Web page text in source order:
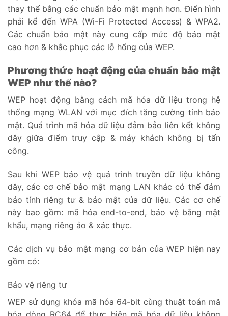
thay thế bằng các chuẩn bảo mật mạnh hơn. Điển hình
phải kể đến WPA (Wi-Fi Protected Access) & WPA2.
Các chuẩn bảo mật này cung cấp mức độ bảo mật
cao hơn & khắc phục các lỗ hổng của WEP.
Phương thức hoạt động của chuẩn bảo mật
WEP như thế nào?
WEP hoạt động bằng cách mã hóa dữ liệu trong hệ
thống mạng WLAN với mục đích tăng cường tính bảo
mật. Quá trình mã hóa dữ liệu đảm bảo liên kết không
dây giữa điểm truy cập & máy khách không bị tấn
công.
Sau khi WEP bảo vệ quá trình truyền dữ liệu không
dây, các cơ chế bảo mật mạng LAN khác có thể đảm
bảo tính riêng tư & bảo mật của dữ liệu. Các cơ chế
này bao gồm: mã hóa end-to-end, bảo vệ bằng mật
khẩu, mạng riêng ảo & xác thực.
Các dịch vụ bảo mật mạng cơ bản của WEP hiện nay
gồm có:
Bảo vệ riêng tư
WEP sử dụng khóa mã hóa 64-bit cùng thuật toán mã